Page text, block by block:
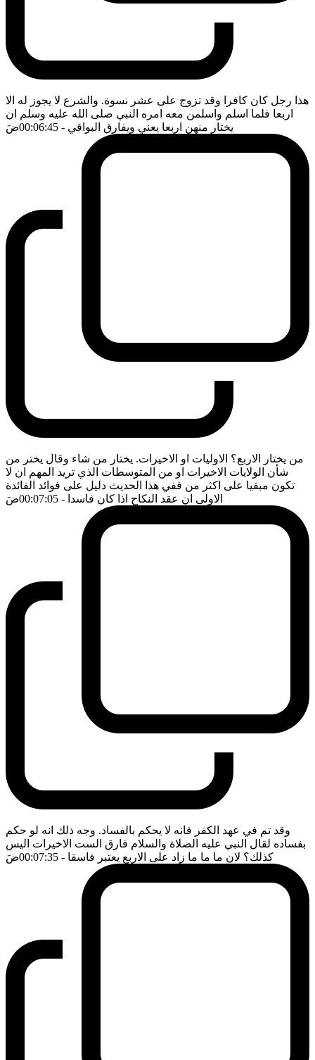
هذا رجل كان كافرا وقد تزوج على عشر نسوة. والشرع لا يجوز له الا
اربعا فلما اسلم واسلمن معه امره النبي صلى الله عليه وسلم ان
يختار منهن اربعا يعني ويفارق البواقي - 00:06:45 ضَ
من يختار الاربع؟ الاوليات او الاخيرات. يختار من شاء وقال يختر من
شأن الولايات الاخيرات او من المتوسطات الذي تريد المهم ان لا
تكون مبقيا على اكثر من ففي هذا الحديث دليل على فوائد الفائدة
الاولى ان عقد النكاح اذا كان فاسدا - 00:07:05 ضَ
وقد تم في عهد الكفر فانه لا يحكم بالفساد. وجه ذلك انه لو حكم
بفساده لقال النبي عليه الصلاة والسلام فارق الست الاخيرات اليس
كذلك؟ لان ما ما ما زاد على الاربع يعتبر فاسقا - 00:07:35 ضَ